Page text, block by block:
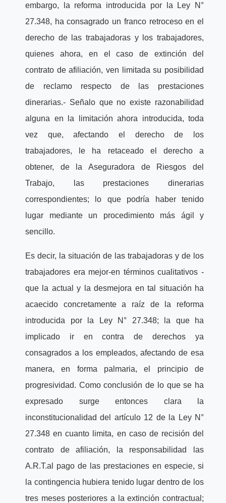
embargo, la reforma introducida por la Ley N°
27.348, ha consagrado un franco retroceso en el
derecho de las trabajadoras y los trabajadores,
quienes ahora, en el caso de extinción del
contrato de afiliación, ven limitada su posibilidad
de reclamo respecto de las prestaciones
dinerarias.- Señalo que no existe razonabilidad
alguna en la limitación ahora introducida, toda
vez que, afectando el derecho de los
trabajadores, le ha retaceado el derecho a
obtener, de la Aseguradora de Riesgos del
Trabajo, las prestaciones dinerarias
correspondientes; lo que podría haber tenido
lugar mediante un procedimiento más ágil y
sencillo.
Es decir, la situación de las trabajadoras y de los
trabajadores era mejor-en términos cualitativos -
que la actual y la desmejora en tal situación ha
acaecido concretamente a raíz de la reforma
introducida por la Ley N° 27.348; la que ha
implicado ir en contra de derechos ya
consagrados a los empleados, afectando de esa
manera, en forma palmaria, el principio de
progresividad. Como conclusión de lo que se ha
expresado surge entonces clara la
inconstitucionalidad del artículo 12 de la Ley N°
27.348 en cuanto limita, en caso de recisión del
contrato de afiliación, la responsabilidad las
A.R.T.al pago de las prestaciones en especie, si
la contingencia hubiera tenido lugar dentro de los
tres meses posteriores a la extinción contractual;